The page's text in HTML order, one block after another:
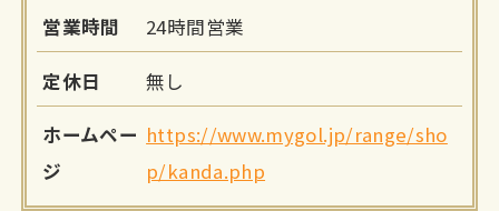
営業時間 24時間営業
定休日 無し
ホームペー
ジ
https://www.mygol.jp/range/sho
p/kanda.php